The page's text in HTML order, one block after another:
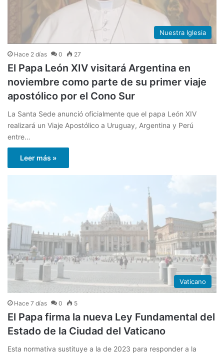
Nuestra Iglesia
Hace 2 días 0 27
El Papa León XIV visitará Argentina en
noviembre como parte de su primer viaje
apostólico por el Cono Sur
La Santa Sede anunció oficialmente que el papa León XIV
realizará un Viaje Apostólico a Uruguay, Argentina y Perú
entre…
Leer más »
Vaticano
Hace 7 días 0 5
El Papa firma la nueva Ley Fundamental del
Estado de la Ciudad del Vaticano
Esta normativa sustituye a la de 2023 para responder a la